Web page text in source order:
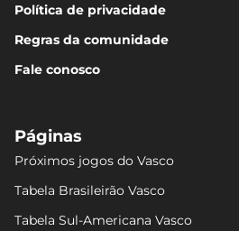
Política de privacidade
Regras da comunidade
Fale conosco
Páginas
Próximos jogos do Vasco
Tabela Brasileirão Vasco
Tabela Sul-Americana Vasco